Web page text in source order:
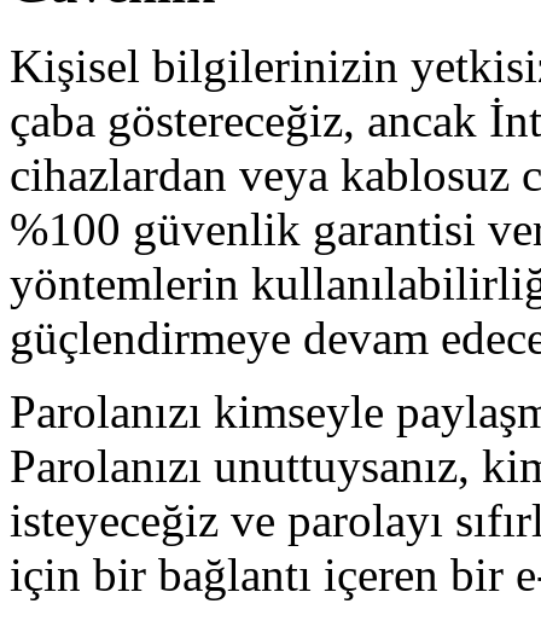
Kişisel bilgilerinizin
çaba göstereceğiz, ancak
cihazlardan veya kablosuz
%100 güvenlik garantisi
yöntemlerin
güçlendirmeye devam
Parolanızı kimseyle
Parolanızı unuttuysanız,
isteyeceğiz ve parolayı
için bir bağlantı içeren bir